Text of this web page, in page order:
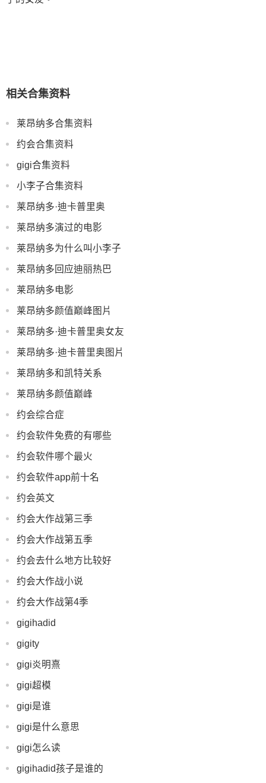
相关合集资料
莱昂纳多合集资料
约会合集资料
gigi合集资料
小李子合集资料
莱昂纳多·迪卡普里奥
莱昂纳多演过的电影
莱昂纳多为什么叫小李子
莱昂纳多回应迪丽热巴
莱昂纳多电影
莱昂纳多颜值巅峰图片
莱昂纳多·迪卡普里奥女友
莱昂纳多·迪卡普里奥图片
莱昂纳多和凯特关系
莱昂纳多颜值巅峰
约会综合症
约会软件免费的有哪些
约会软件哪个最火
约会软件app前十名
约会英文
约会大作战第三季
约会大作战第五季
约会去什么地方比较好
约会大作战小说
约会大作战第4季
gigihadid
gigity
gigi炎明熹
gigi超模
gigi是谁
gigi是什么意思
gigi怎么读
gigihadid孩子是谁的